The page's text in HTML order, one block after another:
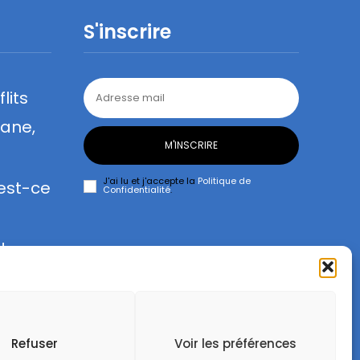
Refuser Voir les préférences
ce
S'inscrire
M'INSCRIRE
J'ai lu et j'accepte la Politique de
Confidentialité.